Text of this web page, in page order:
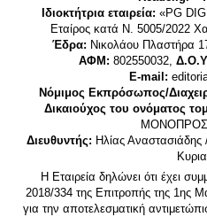
Ιδιοκτήτρια εταιρεία: «PG
Εταίρος κατά Ν. 5005/2022
Έδρα: Νικολάου Πλαστήρα
ΑΦΜ: 802550032,
E-mail:
Νόμιμος Εκπρόσωπος/
Δικαιούχος του ονόματος
Διευθυντής: Ηλίας Αναστασιάδης
Η Εταιρεία δηλώνει ότι έχει
2018/334 της Επιτροπής της 1ης
για την αποτελεσματική